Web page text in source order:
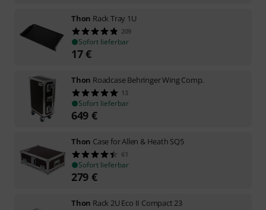
Thon Rack Tray 1U
209
Sofort lieferbar
17€
Thon Roadcase Behringer Wing Comp.
13
Sofort lieferbar
649 €
Thon Case for Allen & Heath SQ5
61
Sofort lieferbar
279 €
Thon Rack 2U Eco II Compact 23